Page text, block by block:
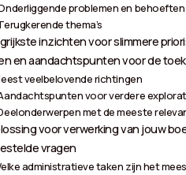
problemen en behoeften
thema’s
inzichten voor slimmere
en aandachtspunten voor de
veelbelovende richtingen
voor verdere
met de meeste
voor verwerking van jouw
vragen
administratieve taken zijn het